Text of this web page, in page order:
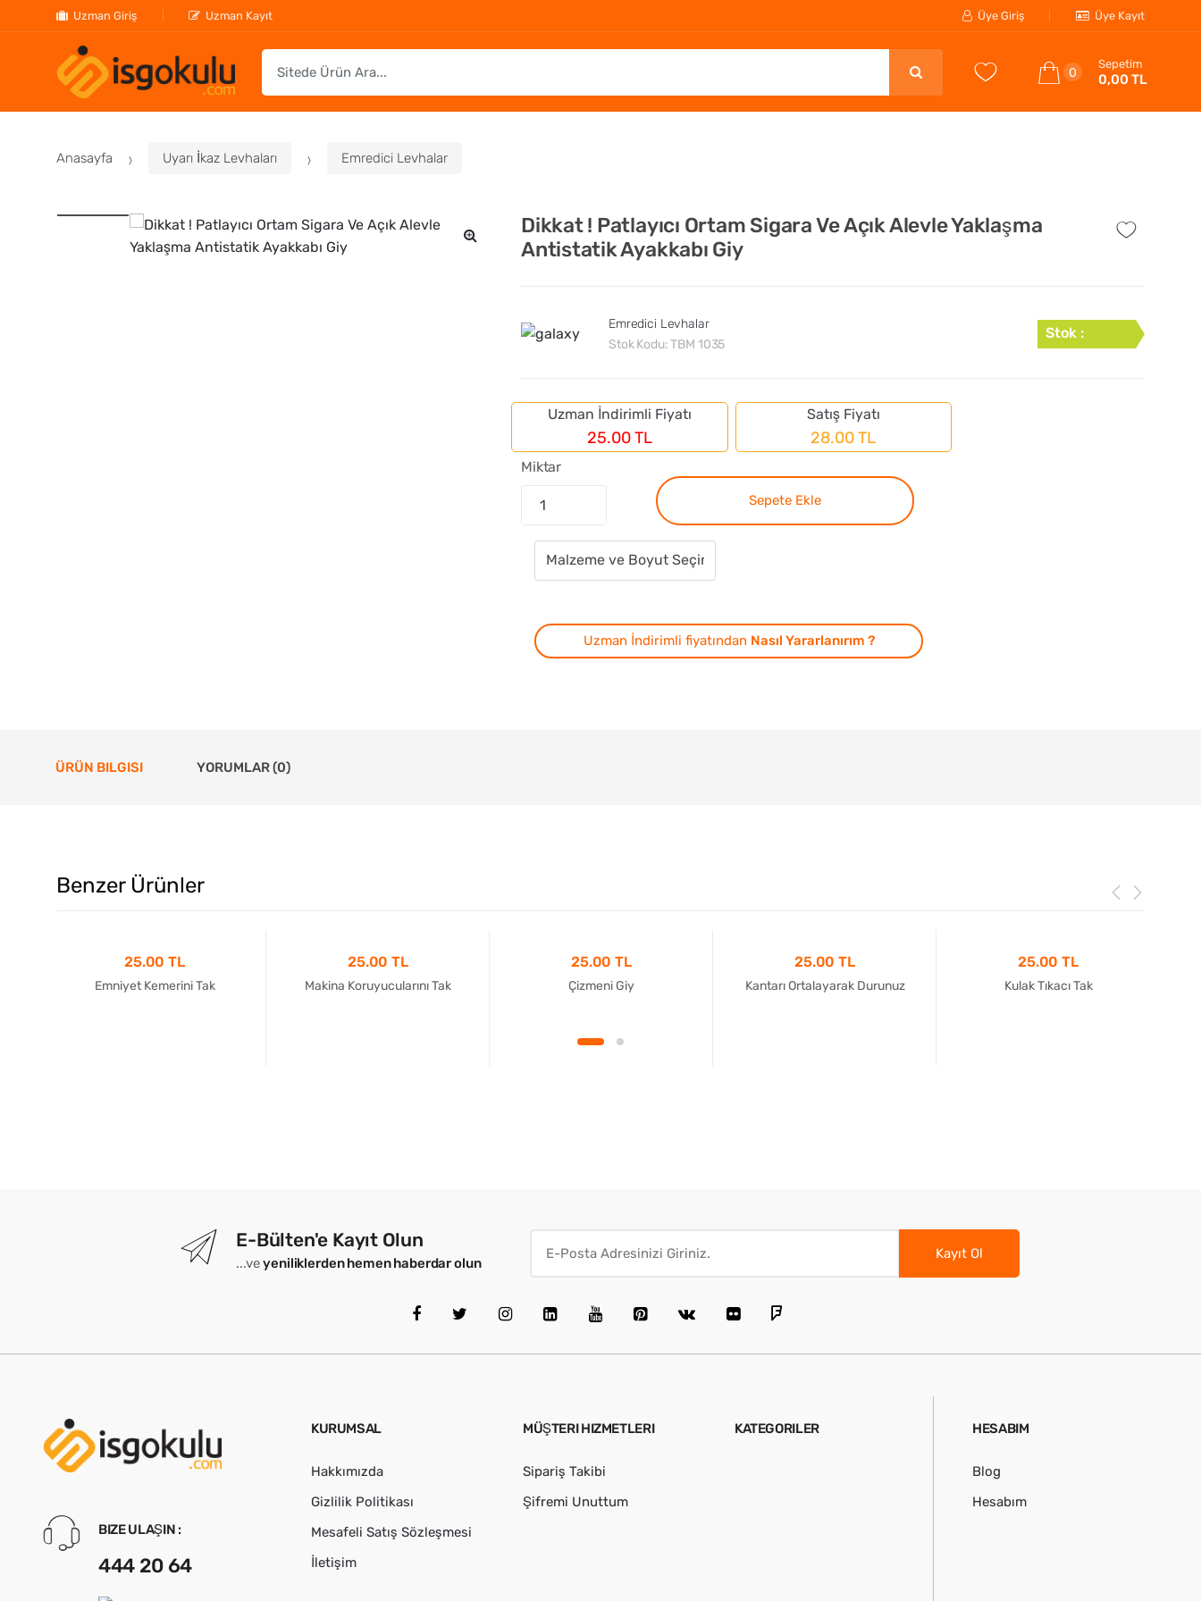
Uzman Giriş Uzman Kayıt Üye Giriş Üye Kayıt
h
r
:
0
Sepetim
0,00 TL
Anasayfa Uyarı İkaz Levhaları Emredici Levhalar
Dikkat ! Patlayıcı Ortam Sigara Ve Açık Alevle Yaklaşma
Antistatik Ayakkabı Giy
Emredici Levhalar
Stok Kodu:TBM 1035
Stok :
Uzman İndirimli Fiyatı
25.00 TL
Satış Fiyatı
28.00 TL
Miktar
Sepete Ekle
Uzman İndirimli fiyatından Nasıl Yararlanırım ?
ÜRÜN BILGISI YORUMLAR (0)
Benzer Ürünler
25.00 TL
Emniyet Kemerini Tak
25.00 TL
Makina Koruyucularını Tak
25.00 TL
Çizmeni Giy
25.00 TL
Kantarı Ortalayarak Durunuz
25.00 TL
Kulak Tıkacı Tak
E-Bülten'e Kayıt Olun
...veyeniliklerden hemen haberdar olun
Kayıt Ol
BIZE ULAŞIN :
444 20 64
KURUMSAL
Hakkımızda
Gizlilik Politikası
Mesafeli Satış Sözleşmesi
İletişim
MÜŞTERI HIZMETLERI
Sipariş Takibi
Şifremi Unuttum
KATEGORILER HESABIM
Blog
Hesabım